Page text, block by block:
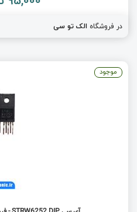
در فروشگاه الک تو سی
موجود